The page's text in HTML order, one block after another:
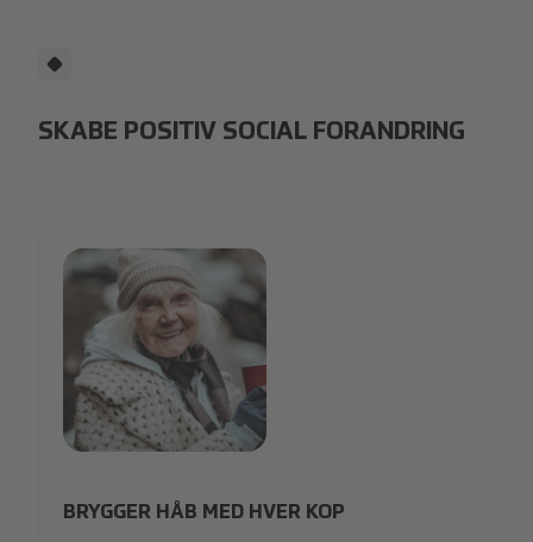
SKABE POSITIV SOCIAL FORANDRING
BRYGGER HÅB MED HVER KOP